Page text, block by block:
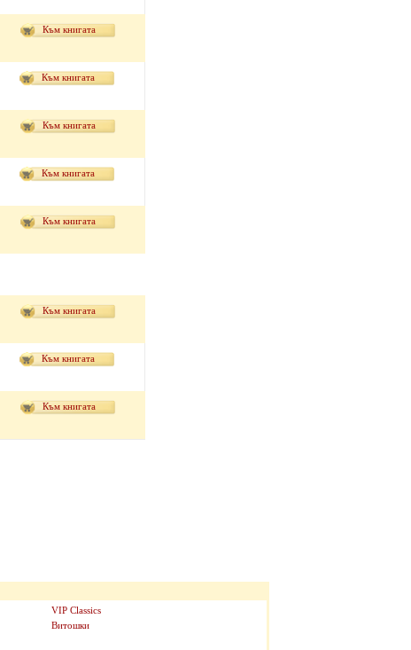
Към книгата
Към книгата
Към книгата
Към книгата
Към книгата
Към книгата
Към книгата
Към книгата
VIP Classics
Витошки